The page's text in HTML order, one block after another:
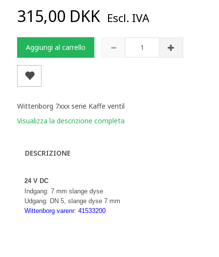
315,00 DKK Escl. IVA
Aggiungi al carrello
Wittenborg 7xxx serie Kaffe ventil
Visualizza la descrizione completa
DESCRIZIONE
24 V DC
Indgang: 7 mm slange dyse
Udgang: DN 5, slange dyse 7 mm
Wittenborg varenr: 41533200